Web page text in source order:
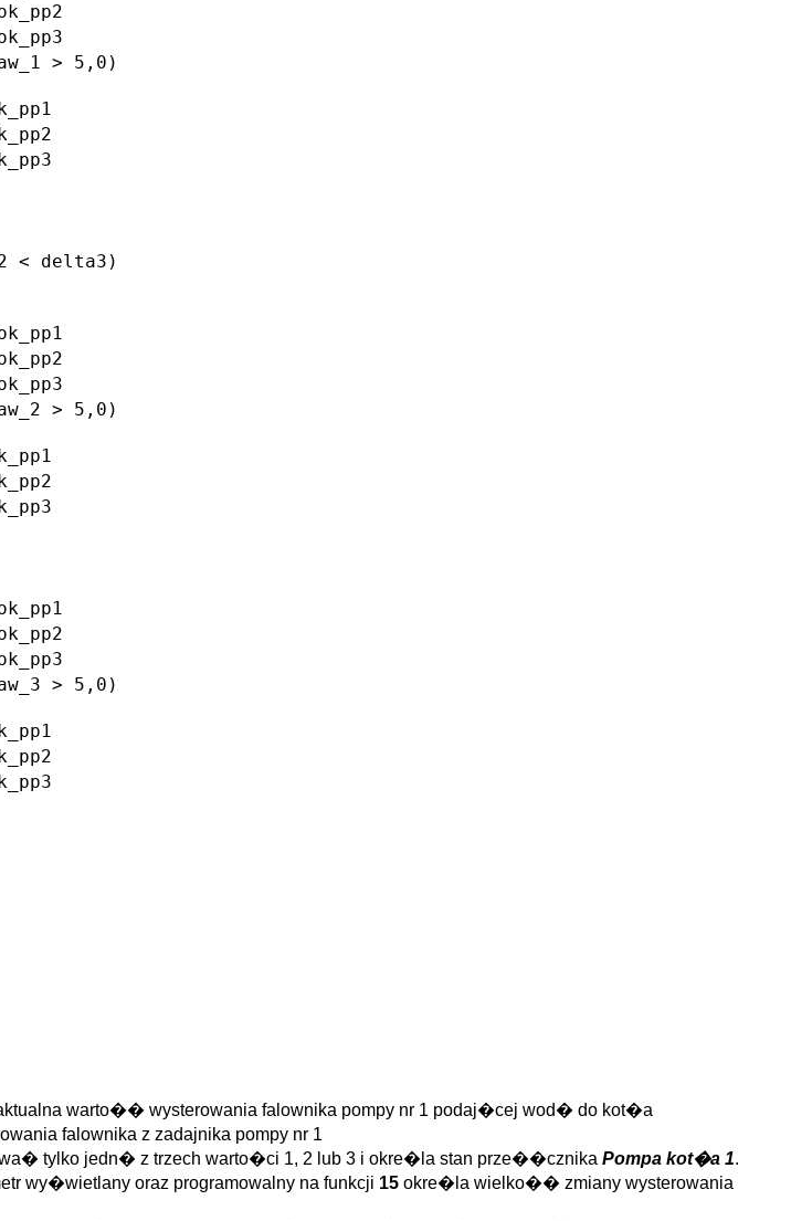
> 5,0)
< delta3)
> 5,0)
> 5,0)
warto�� wysterowania falownika pompy nr 1 podaj�cej wod� do kot�a
falownika z zadajnika pompy nr 1
tylko jedn� z trzech warto�ci 1, 2 lub 3 i okre�la stan prze��cznika Pompa kot�a 1.
wy�wietlany oraz programowalny na funkcji 15 okre�la wielko�� zmiany wysterowania